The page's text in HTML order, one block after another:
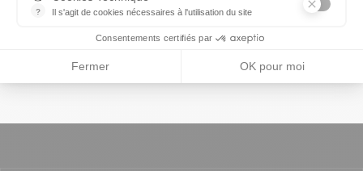
? Il s'agit de cookies nécessaires à l'utilisation du site
Consentements certifiés par
Fermer OK pour moi
Précédent
Suivant